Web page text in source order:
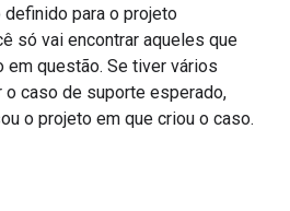
para o projeto
só vai encontrar aqueles que
em questão. Se tiver vários
o caso de suporte esperado,
o projeto em que criou o caso.